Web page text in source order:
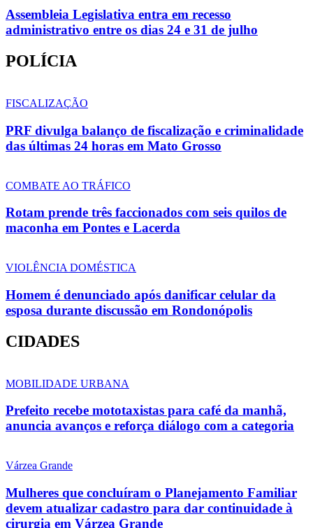
Assembleia Legislativa entra em recesso
administrativo entre os dias 24 e 31 de julho
POLÍCIA
FISCALIZAÇÃO
PRF divulga balanço de fiscalização e criminalidade
das últimas 24 horas em Mato Grosso
COMBATE AO TRÁFICO
Rotam prende três faccionados com seis quilos de
maconha em Pontes e Lacerda
VIOLÊNCIA DOMÉSTICA
Homem é denunciado após danificar celular da
esposa durante discussão em Rondonópolis
CIDADES
MOBILIDADE URBANA
Prefeito recebe mototaxistas para café da manhã,
anuncia avanços e reforça diálogo com a categoria
Várzea Grande
Mulheres que concluíram o Planejamento Familiar
devem atualizar cadastro para dar continuidade à
cirurgia em Várzea Grande